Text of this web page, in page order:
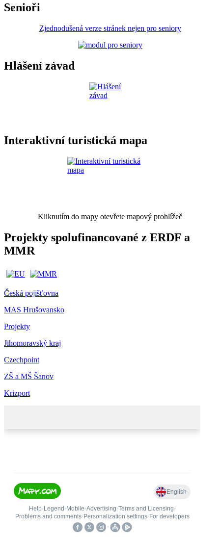
Senioři
Zjednodušená verze stránek nejen pro seniory
Hlášení závad
Interaktivní turistická mapa
Kliknutím do mapy otevřete mapový prohlížeč
Projekty spolufinancované z ERDF a
MMR
Česká pojišťovna
MAS Hrušovansko
Projekty
Jihomoravský kraj
Czechpoint
ZŠ a MŠ Šanov
Krizport